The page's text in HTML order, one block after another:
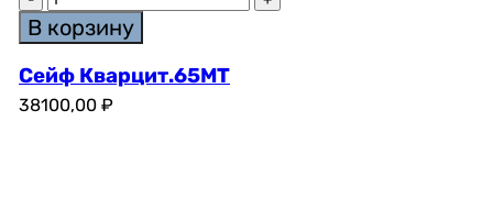
В корзину
Сейф Кварцит.65MT
38100,00 ₽